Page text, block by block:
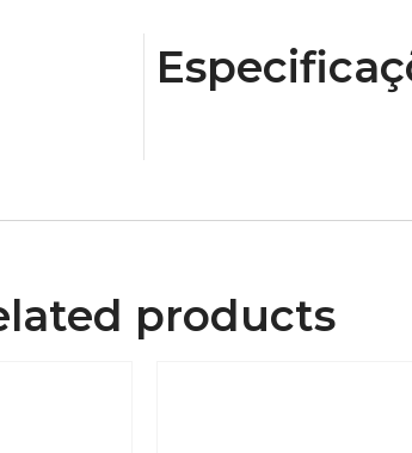
products